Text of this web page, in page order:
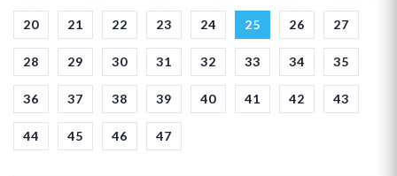
20 21 22 23 24 25 26 27
28 29 30 31 32 33 34 35
36 37 38 39 40 41 42 43
44 45 46 47